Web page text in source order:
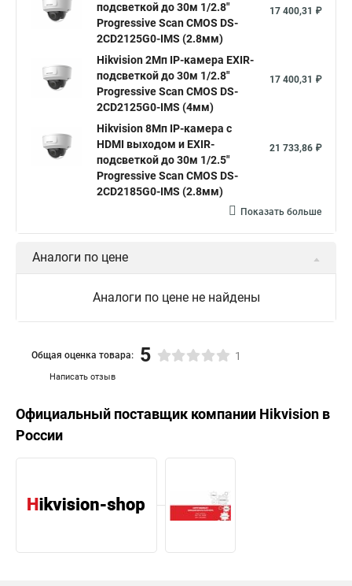
Уличная камера Hikvision ip camera
Hikvision поворотная камера Hikvision купольная
Нikvision микрофон Hikvision поворотная
Hikvision порты
подсветкой до 30м 1/2.8"
Progressive Scan CMOS DS-
2CD2125G0-IMS (2.8мм)
17 400,31 ₽
Hikvision 2Мп IP-камера EXIR-
подсветкой до 30м 1/2.8"
Progressive Scan CMOS DS-
2CD2125G0-IMS (4мм)
17 400,31 ₽
Hikvision 8Мп IP-камера с
HDMI выходом и EXIR-
подсветкой до 30м 1/2.5"
Progressive Scan CMOS DS-
2CD2185G0-IMS (2.8мм)
21 733,86 ₽
Показать больше
Аналоги по цене
Аналоги по цене не найдены
Написать отзыв
Общая оценка товара: 5 1
Официальный поставщик компании Hikvision в
России